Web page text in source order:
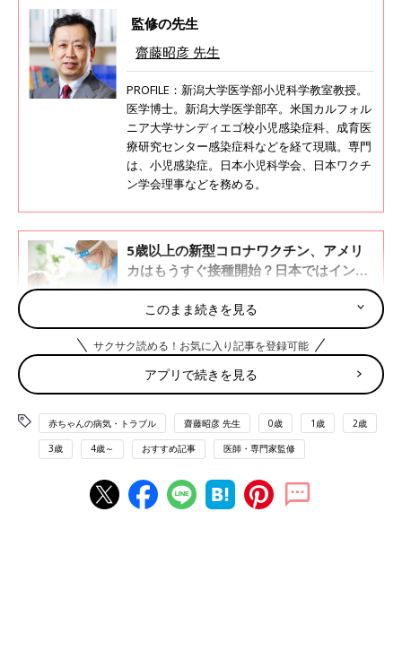
監修の先生
齋藤昭彦 先生
PROFILE：新潟大学医学部小児科学教室教授。
医学博士。新潟大学医学部卒。米国カルフォル
ニア大学サンディエゴ校小児感染症科、成育医
療研究センター感染症科などを経て現職。専門
は、小児感染症。日本小児科学会、日本ワクチ
ン学会理事などを務める。
5歳以上の新型コロナワクチン、アメリ
カはもうすぐ接種開始？日本ではインフ
ルとどちらが優先？【小児科医】
アメリカでは、ファイザー社製の新型コロナウ
イルスワクチン（以下新型コロナワクチン）の
接種対象を、5歳から11歳の子にも広げるので
はないかと報道されています。日本でも近い将
来、5歳から新型コロナのワクチン接種が始ま
るのでしょうか。子どもの感染症と予防接種に
詳しい、新潟大学医学部小児科学教室教授 齋
藤昭彦先生に、2021年10月18日現在でわかっ
ている、5歳からの新型コロナワクチンの接種
と今年の秋冬のインフルエンザの流行などにつ
いて聞きました。
第6波が来たときは、ワクチン未接種の子どもの間
で感染が広がる可能性も
2021年11月26日現在、日本では新型コロナウイルス感染症（以
下新型コロナ）の流行が抑えられており、感染者ゼロの県もあり
ます。このような状況で、子どもに新型コロナワクチンを接種さ
せるか悩んでいるママ・パパは多いのではないでしょうか。
このまま続きを見る
サクサク読める！お気に入り記事を登録可能
アプリで続きを見る
赤ちゃんの病気・トラブル 齋藤昭彦 先生 0歳 1歳 2歳
3歳 4歳～ おすすめ記事 医師・専門家監修